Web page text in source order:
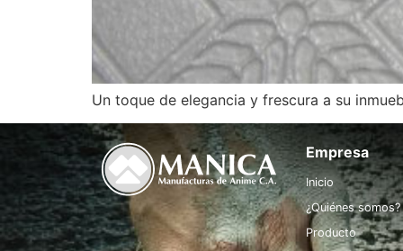
Un toque de elegancia y frescura a su
Empresa
Inicio
¿Quiénes somos?
Producto